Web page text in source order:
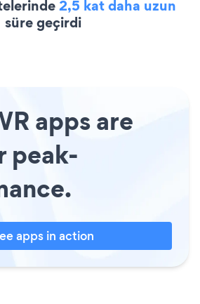
2,5 kat daha uzun
süre geçirdi
apps are
peak-
apps in action